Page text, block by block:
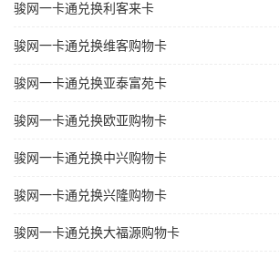
骏网一卡通兑换利客来卡
骏网一卡通兑换维客购物卡
骏网一卡通兑换亚泰富苑卡
骏网一卡通兑换欧亚购物卡
骏网一卡通兑换中兴购物卡
骏网一卡通兑换兴隆购物卡
骏网一卡通兑换大福源购物卡